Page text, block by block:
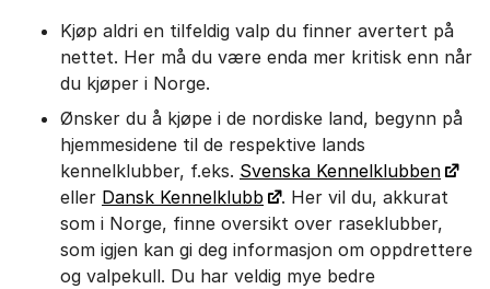
Kjøp aldri en tilfeldig valp du finner avertert på
nettet. Her må du være enda mer kritisk enn når
du kjøper i Norge.
Ønsker du å kjøpe i de nordiske land, begynn på
hjemmesidene til de respektive lands
kennelklubber, f.eks. Svenska Kennelklubben
eller Dansk Kennelklubb
. Her vil du, akkurat
som i Norge, finne oversikt over raseklubber,
som igjen kan gi deg informasjon om oppdrettere
og valpekull. Du har veldig mye bedre